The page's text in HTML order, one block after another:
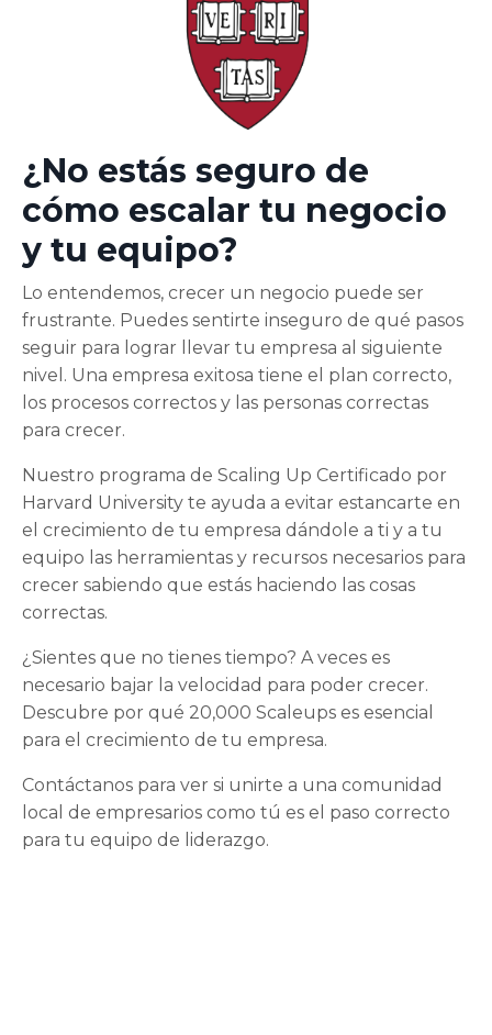
¿No estás seguro de
cómo escalar tu negocio
y tu equipo?
Lo entendemos, crecer un negocio puede ser
frustrante. Puedes sentirte inseguro de qué pasos
seguir para lograr llevar tu empresa al siguiente
nivel. Una empresa exitosa tiene el plan correcto,
los procesos correctos y las personas correctas
para crecer.
Nuestro programa de Scaling Up Certificado por
Harvard University te ayuda a evitar estancarte en
el crecimiento de tu empresa dándole a ti y a tu
equipo las herramientas y recursos necesarios para
crecer sabiendo que estás haciendo las cosas
correctas.
¿Sientes que no tienes tiempo? A veces es
necesario bajar la velocidad para poder crecer.
Descubre por qué 20,000 Scaleups es esencial
para el crecimiento de tu empresa.
Contáctanos para ver si unirte a una comunidad
local de empresarios como tú es el paso correcto
para tu equipo de liderazgo.